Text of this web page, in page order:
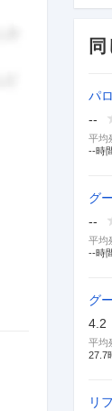
パ
--
平均
--時
グ
--
平均
--時
グ
4.2
平均
27.7
リ